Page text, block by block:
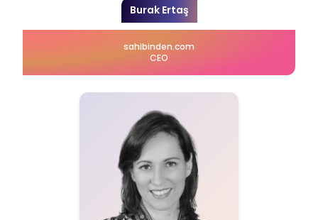
Burak Ertaş
sahibinden.com
CEO